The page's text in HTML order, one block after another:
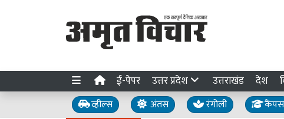
ई-पेपर उत्तर प्रदेश उत्तराखंड देश
व्हील्स अंतस रंगोली कैंपस